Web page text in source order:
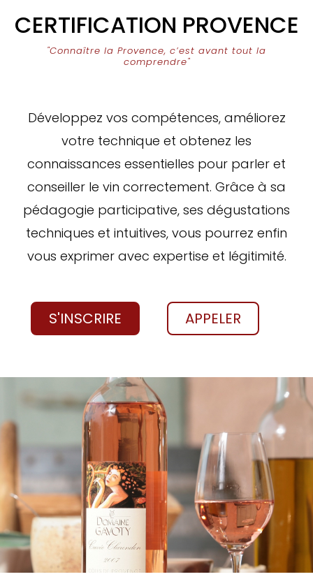
CERTIFICATION PROVENCE
"Connaître la Provence, c’est avant tout la
comprendre"
Développez vos compétences, améliorez
votre technique et obtenez les
connaissances essentielles pour parler et
conseiller le vin correctement. Grâce à sa
pédagogie participative, ses dégustations
techniques et intuitives, vous pourrez enfin
vous exprimer avec expertise et légitimité.
S'INSCRIRE APPELER